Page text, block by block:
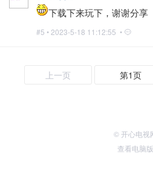
下载下来玩下，谢谢分享
#5 • 2023-5-18 11:12:55 •
上一页 第1页
© 开心电视
查看电脑版